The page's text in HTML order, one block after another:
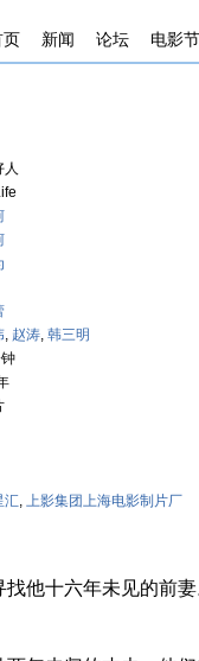
页 新闻 论坛 电影节
人
, 赵涛, 韩三明
汇, 上影集团上海电影制片厂
他十六年未见的前